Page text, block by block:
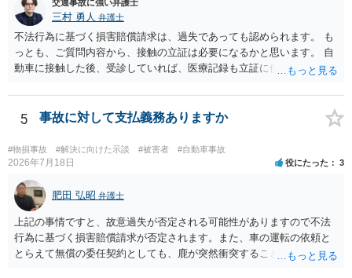
交通事故に強い弁護士
三村 勇人 弁護士
不法行為に基づく損害賠償請求は、過失であっても認められます。 も
っとも、ご質問内容から、接触の立証は必要になるかと思います。 自
動車に接触した後、受診していれば、医療記録も立証に使えるかと思
士にご相談ください。
5 事故に対して支払義務ありますか
#物損事故 #解決に向けた示談 #被害者 #自動車事故
2026年7月18日 役にたった 3
肥田 弘昭 弁護士
上記の事情ですと、故意過失が否定される可能性がありますので不法
行為に基づく損害賠償請求が否定されます。また、車の運転の依頼と
とらえて無償の委任契約としても、鹿が突然衝突することは予見がで